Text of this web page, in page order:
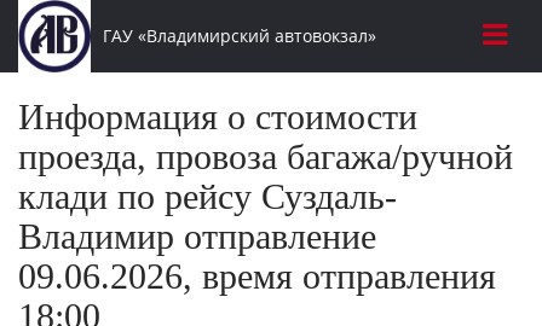
ГАУ «Владимирский автовокзал»
Информация о стоимости
проезда, провоза багажа/ручной
клади по рейсу Суздаль-
Владимир отправление
09.06.2026, время отправления
18:00